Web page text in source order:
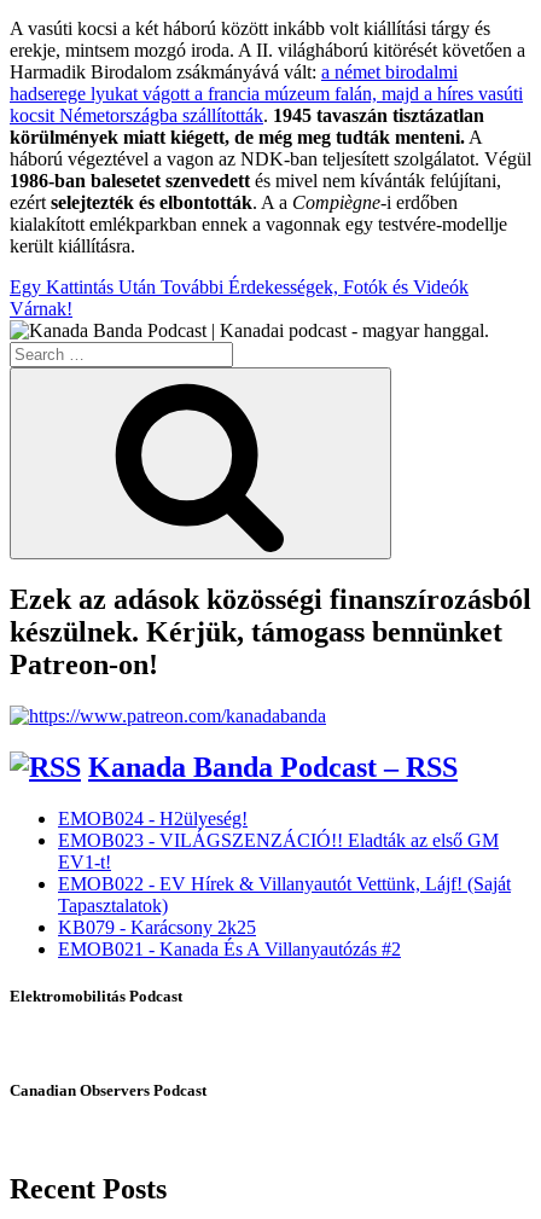
A vasúti kocsi a két háború között inkább volt kiállítási tárgy és
erekje, mintsem mozgó iroda. A II. világháború kitörését követően a
Harmadik Birodalom zsákmányává vált: a német birodalmi
hadserege lyukat vágott a francia múzeum falán, majd a híres vasúti
kocsit Németországba szállították. 1945 tavaszán tisztázatlan
körülmények miatt kiégett, de még meg tudták menteni. A
háború végeztével a vagon az NDK-ban teljesített szolgálatot. Végül
1986-ban balesetet szenvedett és mivel nem kívánták felújítani,
ezért selejtezték és elbontották. A a Compiègne-i erdőben
kialakított emlékparkban ennek a vagonnak egy testvére-modellje
került kiállításra.
Egy Kattintás Után További Érdekességek, Fotók és Videók
Várnak!
Search
for:
Ezek az adások közösségi finanszírozásból
készülnek. Kérjük, támogass bennünket
Patreon-on!
Kanada Banda Podcast – RSS
EMOB024 - H2ülyeség!
EMOB023 - VILÁGSZENZÁCIÓ!! Eladták az első GM
EV1-t!
EMOB022 - EV Hírek & Villanyautót Vettünk, Lájf! (Saját
Tapasztalatok)
KB079 - Karácsony 2k25
EMOB021 - Kanada És A Villanyautózás #2
Elektromobilitás Podcast
Canadian Observers Podcast
Recent Posts